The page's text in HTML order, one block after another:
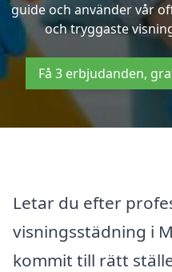
guide och använder vår
och tryggaste
Få 3 erbjudanden,
Letar du efter
visningsstädning i
kommit till rätt